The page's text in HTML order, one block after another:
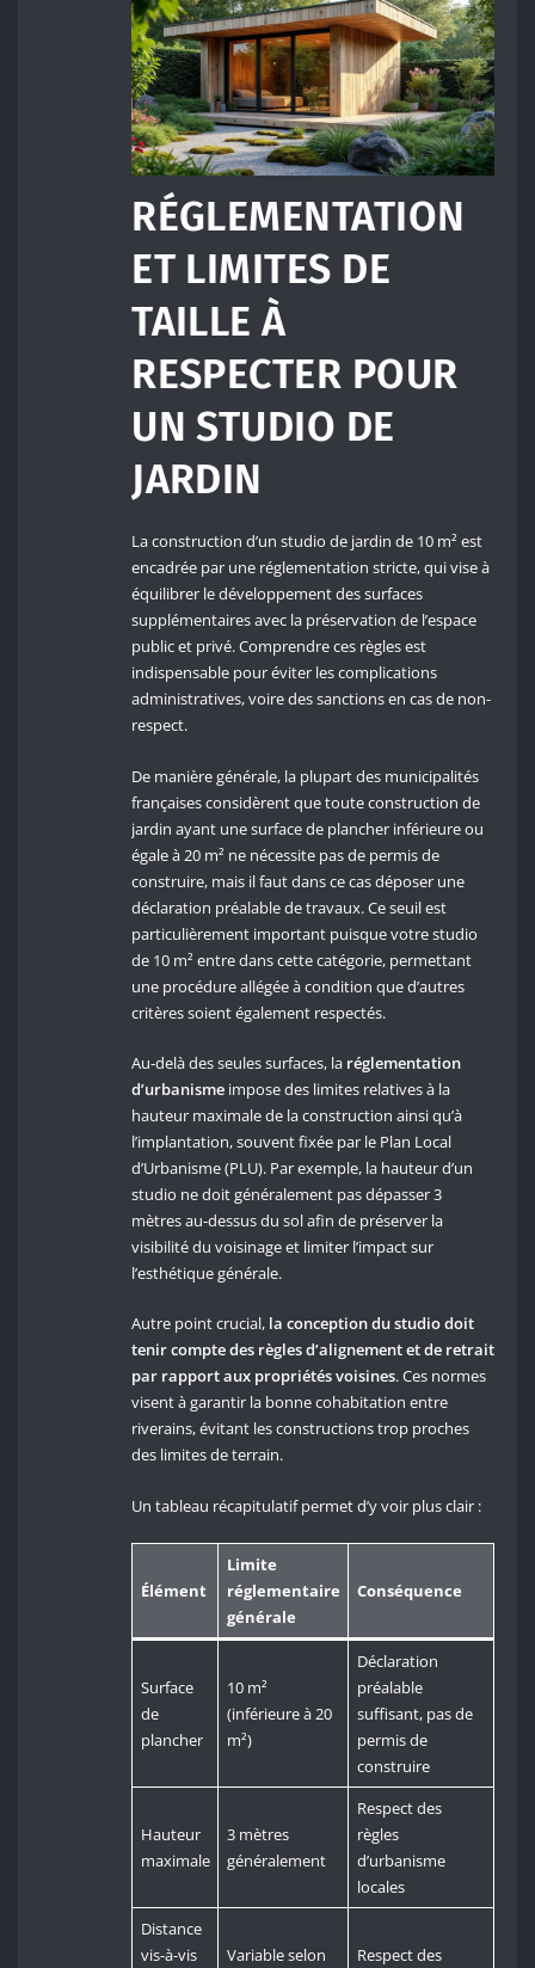
RÉGLEMENTATION
ET LIMITES DE
TAILLE À
RESPECTER POUR
UN STUDIO DE
JARDIN
La construction d’un studio de jardin de 10 m² est
encadrée par une réglementation stricte, qui vise à
équilibrer le développement des surfaces
supplémentaires avec la préservation de l’espace
public et privé. Comprendre ces règles est
indispensable pour éviter les complications
administratives, voire des sanctions en cas de non-
respect.
De manière générale, la plupart des municipalités
françaises considèrent que toute construction de
jardin ayant une surface de plancher inférieure ou
égale à 20 m² ne nécessite pas de permis de
construire, mais il faut dans ce cas déposer une
déclaration préalable de travaux. Ce seuil est
particulièrement important puisque votre studio
de 10 m² entre dans cette catégorie, permettant
une procédure allégée à condition que d’autres
critères soient également respectés.
Au-delà des seules surfaces, la réglementation
d’urbanisme impose des limites relatives à la
hauteur maximale de la construction ainsi qu’à
l’implantation, souvent fixée par le Plan Local
d’Urbanisme (PLU). Par exemple, la hauteur d’un
studio ne doit généralement pas dépasser 3
mètres au-dessus du sol afin de préserver la
visibilité du voisinage et limiter l’impact sur
l’esthétique générale.
Autre point crucial, la conception du studio doit
tenir compte des règles d’alignement et de retrait
par rapport aux propriétés voisines. Ces normes
visent à garantir la bonne cohabitation entre
riverains, évitant les constructions trop proches
des limites de terrain.
Un tableau récapitulatif permet d’y voir plus clair :
Élément
Limite
réglementaire
générale
Conséquence
Surface
de
plancher
10 m²
(inférieure à 20
m²)
Déclaration
préalable
suffisant, pas de
permis de
construire
Hauteur
maximale
3 mètres
généralement
Respect des
règles
d’urbanisme
locales
Distance
vis-à-vis
Variable selon
Respect des